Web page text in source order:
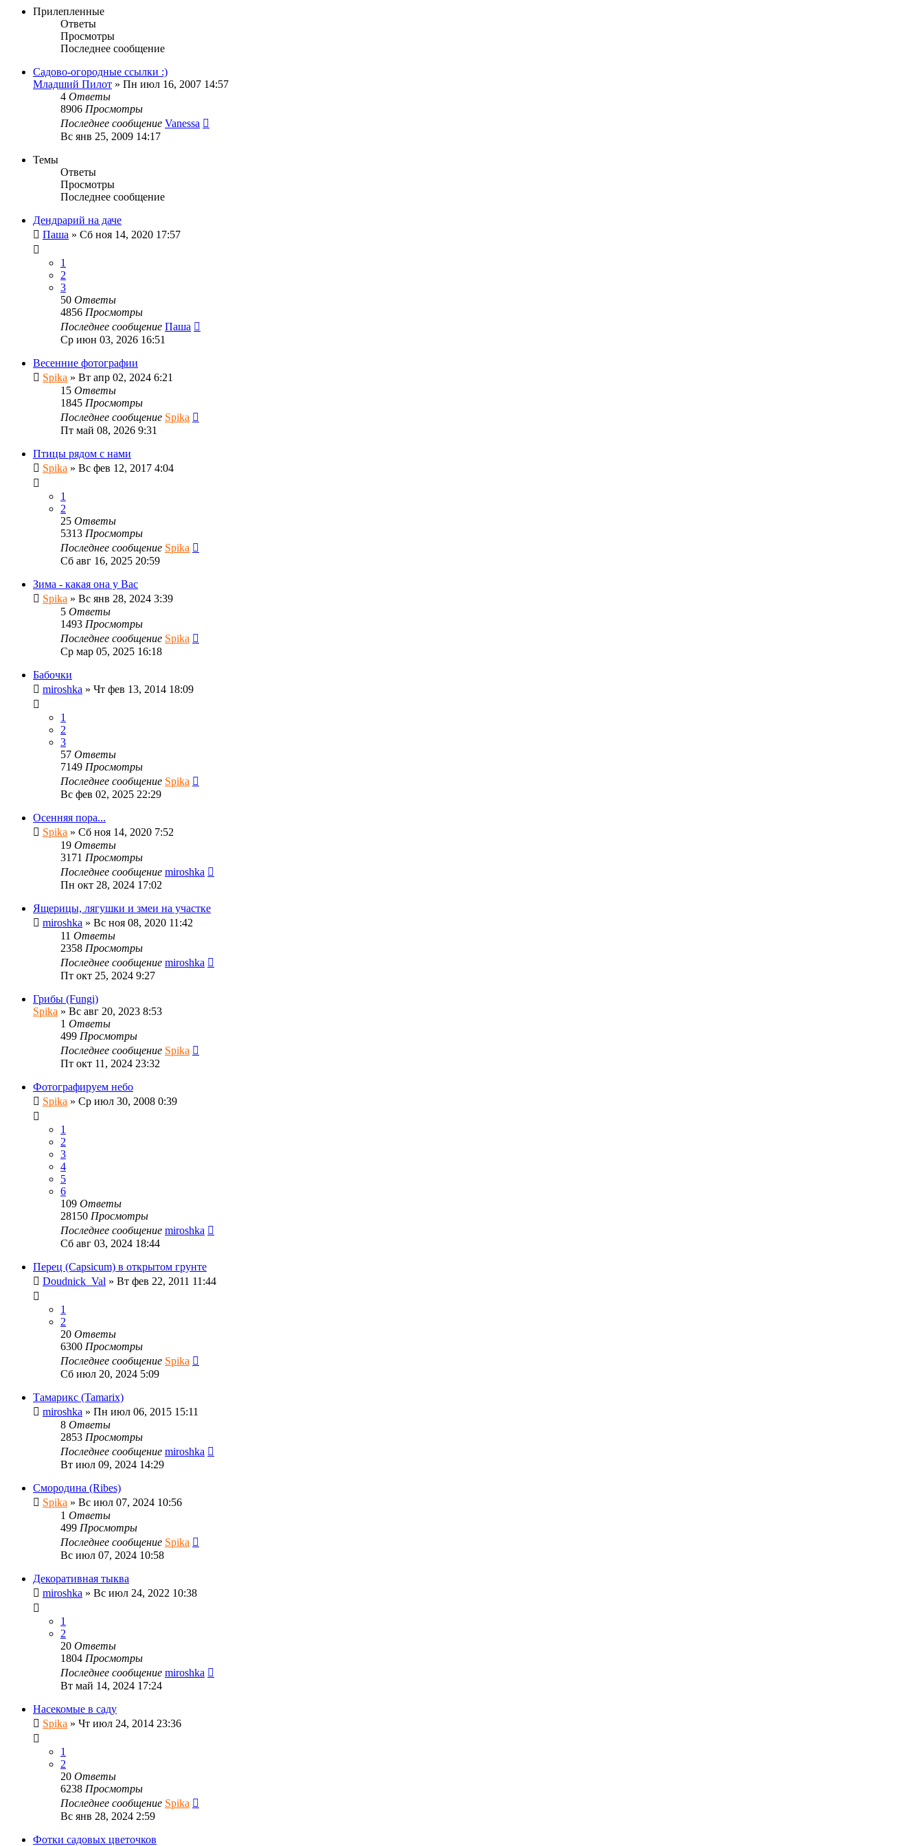
Прилепленные
Ответы
Просмотры
Последнее сообщение
Садово-огородные ссылки :)
Младший Пилот » Пн июл 16, 2007 14:57
4 Ответы
8906 Просмотры
Последнее сообщение Vanessa
Вс янв 25, 2009 14:17
Темы
Ответы
Просмотры
Последнее сообщение
Дендрарий на даче
Паша » Сб ноя 14, 2020 17:57
1
2
3
50 Ответы
4856 Просмотры
Последнее сообщение Паша
Ср июн 03, 2026 16:51
Весенние фотографии
Spika » Вт апр 02, 2024 6:21
15 Ответы
1845 Просмотры
Последнее сообщение Spika
Пт май 08, 2026 9:31
Птицы рядом с нами
Spika » Вс фев 12, 2017 4:04
1
2
25 Ответы
5313 Просмотры
Последнее сообщение Spika
Сб авг 16, 2025 20:59
Зима - какая она у Вас
Spika » Вс янв 28, 2024 3:39
5 Ответы
1493 Просмотры
Последнее сообщение Spika
Ср мар 05, 2025 16:18
Бабочки
miroshka » Чт фев 13, 2014 18:09
1
2
3
57 Ответы
7149 Просмотры
Последнее сообщение Spika
Вс фев 02, 2025 22:29
Осенняя пора...
Spika » Сб ноя 14, 2020 7:52
19 Ответы
3171 Просмотры
Последнее сообщение miroshka
Пн окт 28, 2024 17:02
Ящерицы, лягушки и змеи на участке
miroshka » Вс ноя 08, 2020 11:42
11 Ответы
2358 Просмотры
Последнее сообщение miroshka
Пт окт 25, 2024 9:27
Грибы (Fungi)
Spika » Вс авг 20, 2023 8:53
1 Ответы
499 Просмотры
Последнее сообщение Spika
Пт окт 11, 2024 23:32
Фотографируем небо
Spika » Ср июл 30, 2008 0:39
1
2
3
4
5
6
109 Ответы
28150 Просмотры
Последнее сообщение miroshka
Сб авг 03, 2024 18:44
Перец (Capsicum) в открытом грунте
Doudnick_Val » Вт фев 22, 2011 11:44
1
2
20 Ответы
6300 Просмотры
Последнее сообщение Spika
Сб июл 20, 2024 5:09
Тамарикс (Tamarix)
miroshka » Пн июл 06, 2015 15:11
8 Ответы
2853 Просмотры
Последнее сообщение miroshka
Вт июл 09, 2024 14:29
Смородина (Ribes)
Spika » Вс июл 07, 2024 10:56
1 Ответы
499 Просмотры
Последнее сообщение Spika
Вс июл 07, 2024 10:58
Декоративная тыква
miroshka » Вс июл 24, 2022 10:38
1
2
20 Ответы
1804 Просмотры
Последнее сообщение miroshka
Вт май 14, 2024 17:24
Насекомые в саду
Spika » Чт июл 24, 2014 23:36
1
2
20 Ответы
6238 Просмотры
Последнее сообщение Spika
Вс янв 28, 2024 2:59
Фотки садовых цветочков